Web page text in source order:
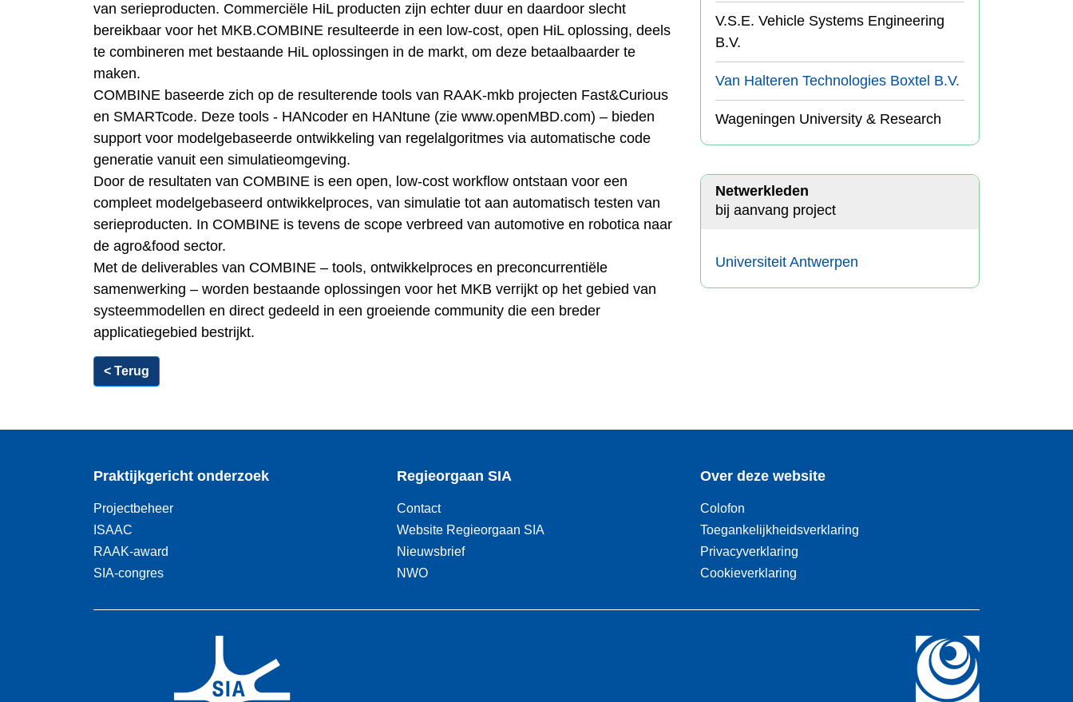
van serieproducten. Commerciële HiL producten zijn echter duur en daardoor slecht
bereikbaar voor het MKB.COMBINE resulteerde in een low-cost, open HiL oplossing, deels
te combineren met bestaande HiL oplossingen in de markt, om deze betaalbaarder te
maken.
COMBINE baseerde zich op de resulterende tools van RAAK-mkb projecten Fast&Curious
en SMARTcode. Deze tools - HANcoder en HANtune (zie www.openMBD.com) – bieden
support voor modelgebaseerde ontwikkeling van regelalgoritmes via automatische code
generatie vanuit een simulatieomgeving.
Door de resultaten van COMBINE is een open, low-cost workflow ontstaan voor een
compleet modelgebaseerd ontwikkelproces, van simulatie tot aan automatisch testen van
serieproducten. In COMBINE is tevens de scope verbreed van automotive en robotica naar
de agro&food sector.
Met de deliverables van COMBINE – tools, ontwikkelproces en preconcurrentiële
samenwerking – worden bestaande oplossingen voor het MKB verrijkt op het gebied van
systeemmodellen en direct gedeeld in een groeiende community die een breder
applicatiegebied bestrijkt.
V.S.E. Vehicle Systems Engineering
B.V.
Van Halteren Technologies Boxtel B.V.
Wageningen University & Research
Netwerkleden
bij aanvang project
Universiteit Antwerpen
< Terug
Praktijkgericht onderzoek
Projectbeheer
ISAAC
RAAK-award
SIA-congres
Regieorgaan SIA
Contact
Website Regieorgaan SIA
Nieuwsbrief
NWO
Over deze website
Colofon
Toegankelijkheidsverklaring
Privacyverklaring
Cookieverklaring